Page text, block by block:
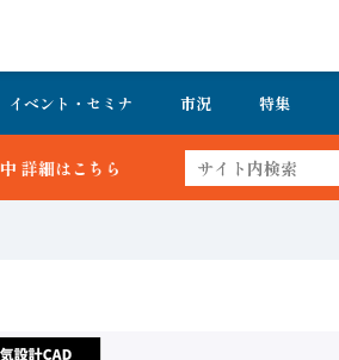
イベント・セミナ 市況 特集